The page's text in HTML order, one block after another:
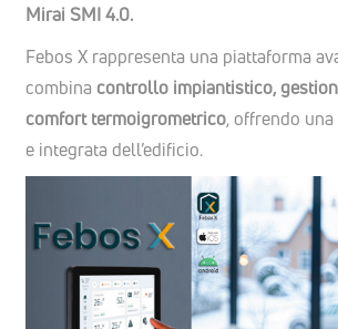
Mirai SMI 4.0.
Febos X rappresenta una piattaforma
combina controllo impiantistico,
comfort termoigrometrico, offrendo
e integrata dell’edificio.